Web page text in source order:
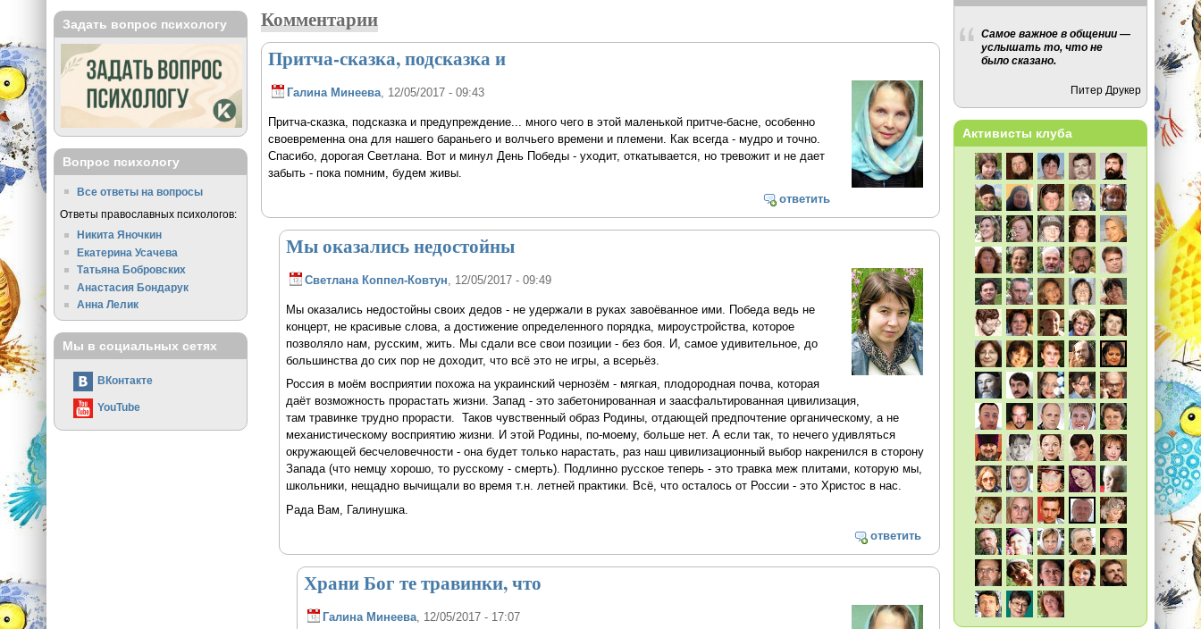
Комментарии
Притча-сказка, подсказка и
Галина Минеева, 12/05/2017 - 09:43
Притча-сказка, подсказка и предупреждение... много чего в этой маленькой притче-басне, особенно
своевременна она для нашего бараньего и волчьего времени и племени. Как всегда - мудро и точно.
Спасибо, дорогая Светлана. Вот и минул День Победы - уходит, откатывается, но тревожит и не дает
забыть - пока помним, будем живы.
ответить
Мы оказались недостойны
Светлана Коппел-Ковтун , 12/05/2017 - 09:49
Мы оказались недостойны своих дедов - не удержали в руках завоёванное ими. Победа ведь не
концерт, не красивые слова, а достижение определенного порядка, мироустройства, которое
позволяло нам, русским, жить. Мы сдали все свои позиции - без боя. И, самое удивительное, до
большинства до сих пор не доходит, что всё это не игры, а всерьёз.
Россия в моём восприятии похожа на украинский чернозём - мягкая, плодородная почва, которая
даёт возможность прорастать жизни. Запад - это забетонированная и заасфальтированная цивилизация,
там травинке трудно прорасти. Таков чувственный образ Родины, отдающей предпочтение органическому, а не
механистическому восприятию жизни. И этой Родины, по-моему, больше нет. А если так, то нечего удивляться
окружающей бесчеловечности - она будет только нарастать, раз наш цивилизационный выбор накренился в сторону
Запада (что немцу хорошо, то русскому - смерть). Подлинно русское теперь - это травка меж плитами, которую мы,
школьники, нещадно вычищали во время т.н. летней практики. Всё, что осталось от России - это Христос в нас.
Рада Вам, Галинушка.
ответить
Храни Бог те травинки, что
Галина Минеева, 12/05/2017 - 17:07
Задать вопрос психологу
Вопрос психологу
Все ответы на вопросы
Ответы православных психологов:
Никита Яночкин
Екатерина Усачева
Татьяна Бобровских
Анастасия Бондарук
Анна Лелик
Мы в социальных сетях
ВКонтакте
YouTube
Самое важное в общении —
услышать то, что не
было сказано.
Питер Друкер
Активисты клуба